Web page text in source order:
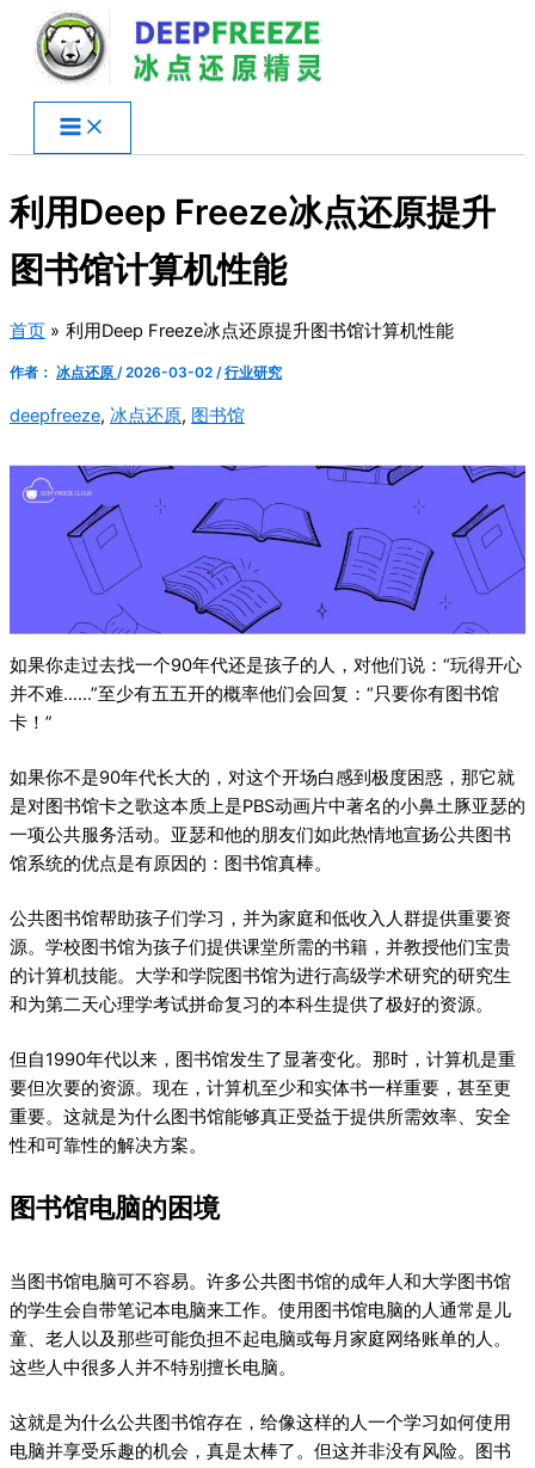
利用Deep Freeze冰点还原提升
图书馆计算机性能
首页 利用Deep Freeze冰点还原提升图书馆计算机性能
作者： 冰点还原 /2026-03-02 /行业研究
deepfreeze, 冰点还原, 图书馆
如果你走过去找一个90年代还是孩子的人，对他们说：“玩得开心
并不难……”至少有五五开的概率他们会回复：“只要你有图书馆
卡！”
如果你不是90年代长大的，对这个开场白感到极度困惑，那它就
是对图书馆卡之歌这本质上是PBS动画片中著名的小鼻土豚亚瑟的
一项公共服务活动。亚瑟和他的朋友们如此热情地宣扬公共图书
馆系统的优点是有原因的：图书馆真棒。
公共图书馆帮助孩子们学习，并为家庭和低收入人群提供重要资
源。学校图书馆为孩子们提供课堂所需的书籍，并教授他们宝贵
的计算机技能。大学和学院图书馆为进行高级学术研究的研究生
和为第二天心理学考试拼命复习的本科生提供了极好的资源。
但自1990年代以来，图书馆发生了显著变化。那时，计算机是重
要但次要的资源。现在，计算机至少和实体书一样重要，甚至更
重要。这就是为什么图书馆能够真正受益于提供所需效率、安全
性和可靠性的解决方案。
图书馆电脑的困境
当图书馆电脑可不容易。许多公共图书馆的成年人和大学图书馆
的学生会自带笔记本电脑来工作。使用图书馆电脑的人通常是儿
童、老人以及那些可能负担不起电脑或每月家庭网络账单的人。
这些人中很多人并不特别擅长电脑。
这就是为什么公共图书馆存在，给像这样的人一个学习如何使用
电脑并享受乐趣的机会，真是太棒了。但这并非没有风险。图书